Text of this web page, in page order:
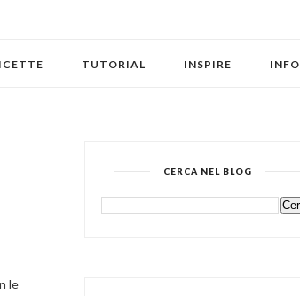
TUTORIAL INSPIRE INFO
le
CERCA NEL BLOG